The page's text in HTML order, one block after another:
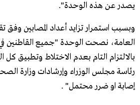
يصدر عن هذه الوحدة".
وبسبب استمرار تزايد أعداد المصابين وفق
العامة، نصحت الوحدة "جميع القاطنين
بالالتزام التام بعدم الاختلاط وتطبيق
رئاسة مجلس الوزراء وإرشادات وزارة
إصابة او ضرر محتمل" .